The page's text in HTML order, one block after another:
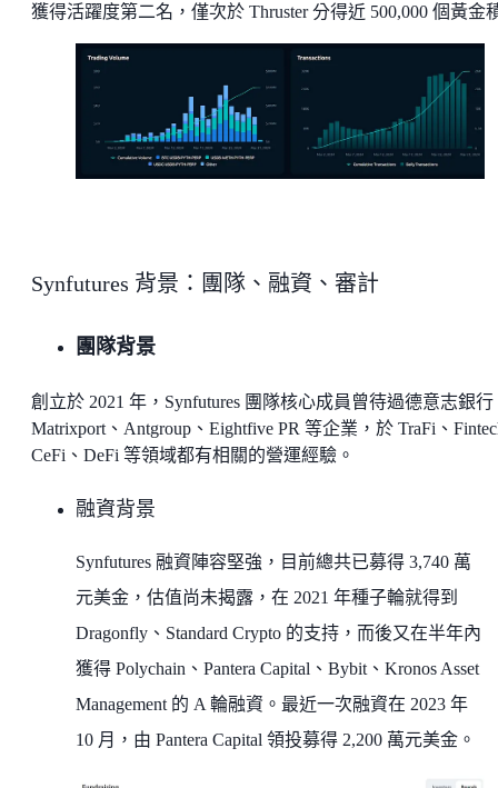
獲得活躍度第二名，僅次於 Thruster 分得近 500,000 個黃金
Synfutures 背景：團隊、融資、審計
團隊背景
創立於 2021 年，Synfutures 團隊核心成員曾待過德意志銀行
Matrixport、Antgroup、Eightfive PR 等企業，於 TraFi、
CeFi、DeFi 等領域都有相關的營運經驗。
融資背景
Synfutures 融資陣容堅強，目前總共已募得 3,740 萬
元美金，估值尚未揭露，在 2021 年種子輪就得到
Dragonfly、Standard Crypto 的支持，而後又在半年內
獲得 Polychain、Pantera Capital、Bybit、Kronos Asset
Management 的 A 輪融資。最近一次融資在 2023 年
10 月，由 Pantera Capital 領投募得 2,200 萬元美金。